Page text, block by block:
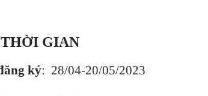
GIAN
ký: 28/04-20/05/2023